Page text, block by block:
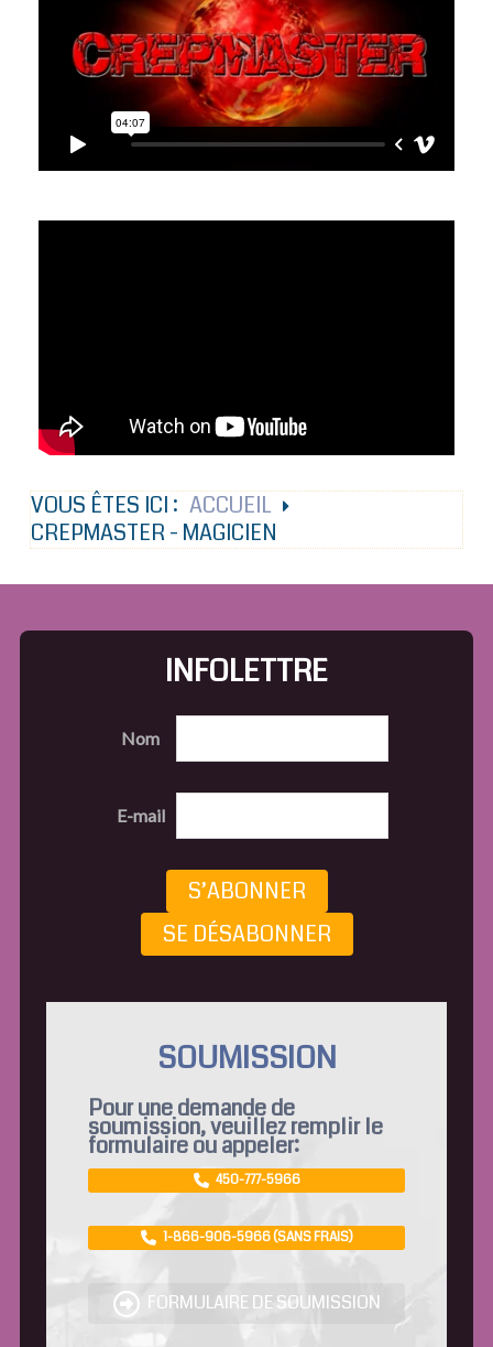
VOUS ÊTES ICI : ACCUEIL
CREPMASTER - MAGICIEN
INFOLETTRE
Nom
E-mail
S’ABONNER
SE DÉSABONNER
SOUMISSION
Pour une demande de
soumission, veuillez remplir le
formulaire ou appeler:
450-777-5966
1-866-906-5966 (SANS FRAIS)
FORMULAIRE DE SOUMISSION